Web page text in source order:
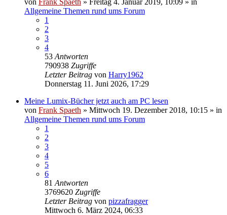
Allgemeine Themen rund ums Forum
1
2
3
4
53 Antworten
790938 Zugriffe
Letzter Beitrag von Harry1962
Donnerstag 11. Juni 2026, 17:29
Meine Lumix-Bücher jetzt auch am PC lesen
von Frank Spaeth » Mittwoch 19. Dezember 2018, 10:15 » in
Allgemeine Themen rund ums Forum
1
2
3
4
5
6
81 Antworten
3769620 Zugriffe
Letzter Beitrag von pizzafragger
Mittwoch 6. März 2024, 06:33